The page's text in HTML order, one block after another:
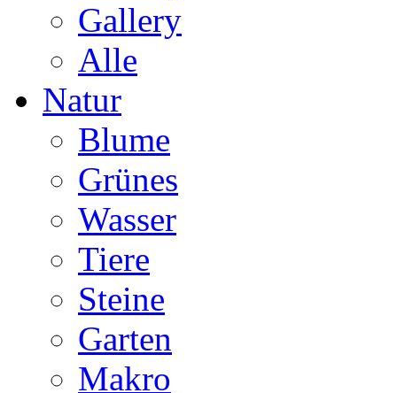
Gallery
Alle
Natur
Blume
Grünes
Wasser
Tiere
Steine
Garten
Makro